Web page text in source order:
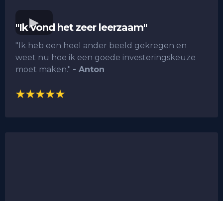
"Ik vond het zeer leerzaam"
"Ik heb een heel ander beeld gekregen en
weet nu hoe ik een goede investeringskeuze
moet maken." - Anton